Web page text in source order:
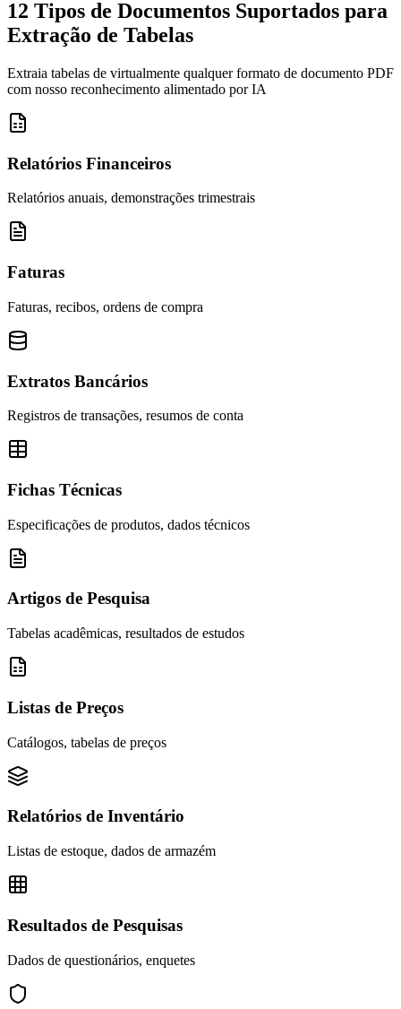
12 Tipos de Documentos Suportados para
Extração de Tabelas
Extraia tabelas de virtualmente qualquer formato de documento PDF
com nosso reconhecimento alimentado por IA
Relatórios Financeiros
Relatórios anuais, demonstrações trimestrais
Faturas
Faturas, recibos, ordens de compra
Extratos Bancários
Registros de transações, resumos de conta
Fichas Técnicas
Especificações de produtos, dados técnicos
Artigos de Pesquisa
Tabelas acadêmicas, resultados de estudos
Listas de Preços
Catálogos, tabelas de preços
Relatórios de Inventário
Listas de estoque, dados de armazém
Resultados de Pesquisas
Dados de questionários, enquetes